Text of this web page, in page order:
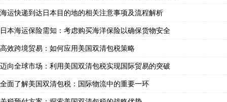
海运快递到达日本目的地的相关注意事项及流程解析
日本海运保险需知：考虑购买海洋保险以确保货物安全
高效跨境贸易：如何应用美国双清包税策略
迈向全球市场：利用美国双清包税实现国际贸易的突破
全面了解美国双清包税：国际物流中的重要一环